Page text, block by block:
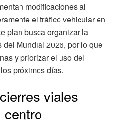
modificaciones al
el tráfico vehicular en
plan busca organizar la
Mundial 2026, por lo que
y priorizar el uso del
próximos días.
viales
centro